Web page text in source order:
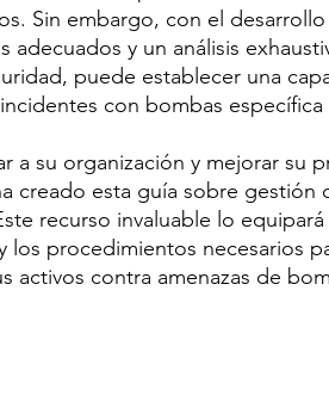
Sin embargo, con el
adecuados y un análisis
puede establecer una
con bombas específica
a su organización y mejorar su
creado esta guía sobre gestión
recurso invaluable lo equipará
los procedimientos necesarios
activos contra amenazas de